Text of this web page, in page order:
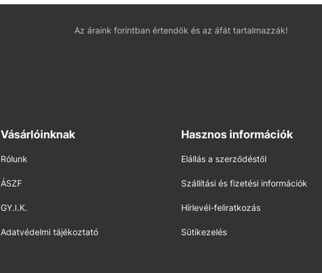
Az áraink forintban értendők és az áfát tartalmazzák!
Vásárlóinknak
Rólunk
ÁSZF
GY.I.K.
Adatvédelmi tájékoztató
Hasznos információk
Elállás a szerződéstől
Szállítási és fizetési információk
Hírlevél-feliratkozás
Sütikezelés